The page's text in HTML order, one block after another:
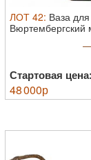
ЛОТ 42: Ваза
Вюртембергский
Стартовая цена:
48 000р